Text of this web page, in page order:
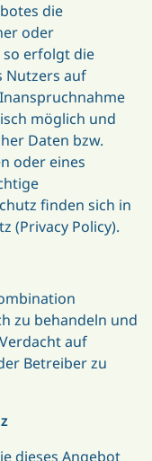
die
oder
erfolgt die
Nutzers auf
möglich und
Daten bzw.
oder eines
finden sich in
(Privacy Policy).
zu behandeln und
auf
Betreiber zu
dieses Angebot